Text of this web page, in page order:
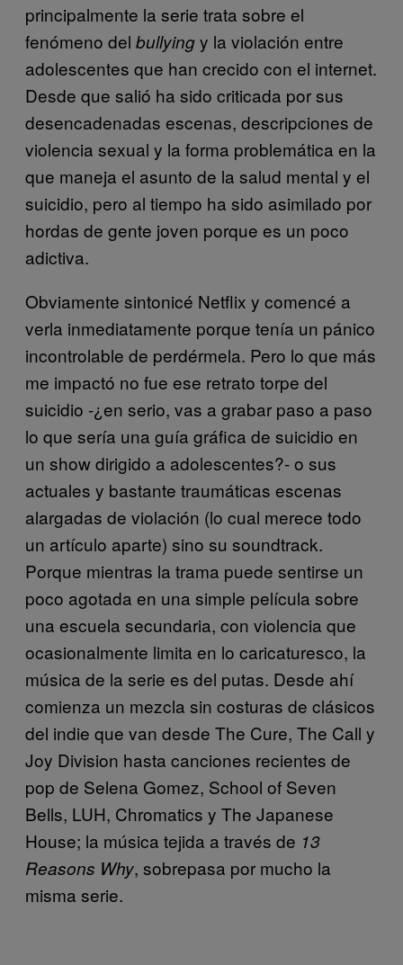
principalmente la serie trata sobre el
fenómeno del bullyingy la violación entre
adolescentes que han crecido con el internet.
Desde que salió ha sido criticada por sus
desencadenadas escenas, descripciones de
violencia sexual y la forma problemática en la
que maneja el asunto de la salud mental y el
suicidio, pero al tiempo ha sido asimilado por
hordas de gente joven porque es un poco
adictiva.
Obviamente sintonicé Netflix y comencé a
verla inmediatamente porque tenía un pánico
incontrolable de perdérmela. Pero lo que más
me impactó no fue ese retrato torpe del
suicidio -¿en serio, vas a grabar paso a paso
lo que sería una guía gráfica de suicidio en
un show dirigido a adolescentes?- o sus
actuales y bastante traumáticas escenas
alargadas de violación (lo cual merece todo
un artículo aparte) sino su soundtrack.
Porque mientras la trama puede sentirse un
poco agotada en una simple película sobre
una escuela secundaria, con violencia que
ocasionalmente limita en lo caricaturesco, la
música de la serie es del putas. Desde ahí
comienza un mezcla sin costuras de clásicos
del indie que van desde The Cure, The Call y
Joy Division hasta canciones recientes de
pop de Selena Gomez, School of Seven
Bells, LUH, Chromatics y The Japanese
House; la música tejida a través de 13
Reasons Why, sobrepasa por mucho la
misma serie.